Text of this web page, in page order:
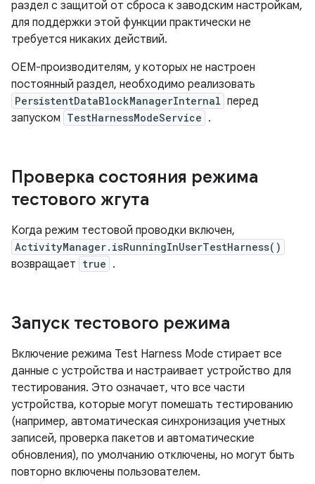
раздел с защитой от сброса к заводским настройкам,
для поддержки этой функции практически не
требуется никаких действий.
OEM-производителям, у которых не настроен
постоянный раздел, необходимо реализовать
PersistentDataBlockManagerInternal перед
запуском TestHarnessModeService .
Проверка состояния режима
тестового жгута
Когда режим тестовой проводки включен,
ActivityManager.isRunningInUserTestHarness()
возвращает true .
Запуск тестового режима
Включение режима Test Harness Mode стирает все
данные с устройства и настраивает устройство для
тестирования. Это означает, что все части
устройства, которые могут помешать тестированию
(например, автоматическая синхронизация учетных
записей, проверка пакетов и автоматические
обновления), по умолчанию отключены, но могут быть
повторно включены пользователем.